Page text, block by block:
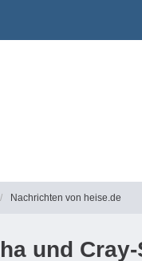
Nachrichten von heise.de
und